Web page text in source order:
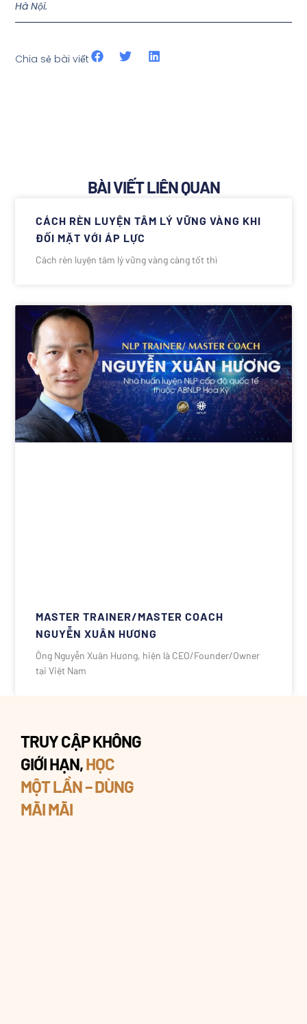
Hà Nội.
Chia sẻ bài viết
BÀI VIẾT LIÊN QUAN
CÁCH RÈN LUYỆN TÂM LÝ VỮNG VÀNG KHI
ĐỐI MẶT VỚI ÁP LỰC
Cách rèn luyện tâm lý vững vàng càng tốt thì
MASTER TRAINER/MASTER COACH
NGUYỄN XUÂN HƯƠNG
Ông Nguyễn Xuân Hương, hiện là CEO/Founder/Owner
tại Việt Nam
TRUY CẬP KHÔNG
GIỚI HẠN,HỌC
MỘT LẦN – DÙNG
MÃI MÃI